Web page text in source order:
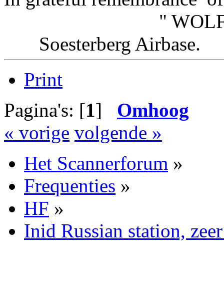
"
Soesterberg
Print
Pagina's: [1] Omhoog
« vorige volgende »
Het Scannerforum »
Frequenties »
HF »
Inid Russian station,